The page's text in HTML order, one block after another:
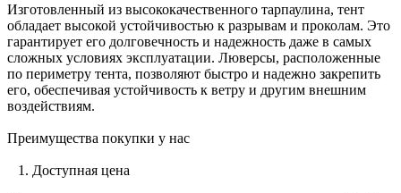
Изготовленный из высококачественного тарпаулина, тент
обладает высокой устойчивостью к разрывам и проколам. Это
гарантирует его долговечность и надежность даже в самых
сложных условиях эксплуатации. Люверсы, расположенные
по периметру тента, позволяют быстро и надежно закрепить
его, обеспечивая устойчивость к ветру и другим внешним
воздействиям.
Преимущества покупки у нас
1. Доступная цена